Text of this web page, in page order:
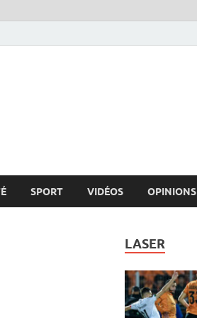
SPORT VIDÉOS OPINIONS
LASER